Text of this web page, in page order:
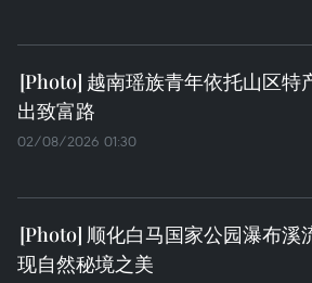
越南瑶族青年依托山区特
出致富路
02/08/2026 01:30
顺化白马国家公园瀑布溪
现自然秘境之美